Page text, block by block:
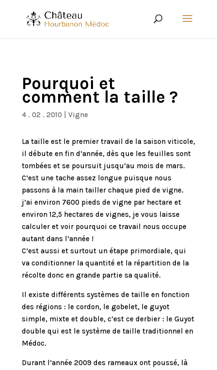
Pourquoi et
comment la taille ?
4 . 02 . 2010 Vigne
La taille est le premier travail de la saison viticole,
il débute en fin d’année, dès que les feuilles sont
tombées et se poursuit jusqu’au mois de mars.
C’est une tache assez longue puisque nous
passons à la main tailler chaque pied de vigne.
j’ai environ 7600 pieds de vigne par hectare et
environ 12,5 hectares de vignes, je vous laisse
calculer et voir pourquoi ce travail nous occupe
autant dans l’année !
C’est aussi et surtout un étape primordiale, qui
va conditionner la quantité et la répartition de la
récolte donc en grande partie sa qualité.
Il existe différents systèmes de taille en fonction
des régions : le cordon, le gobelet, le guyot
simple, mixte et double, c’est ce derbier : le Guyot
double qui est le système de taille traditionnel en
Médoc.
Durant l’année 2009 des rameaux ont poussé, là